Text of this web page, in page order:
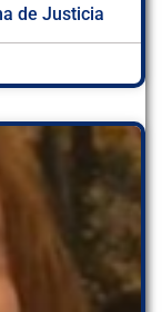
de Justicia